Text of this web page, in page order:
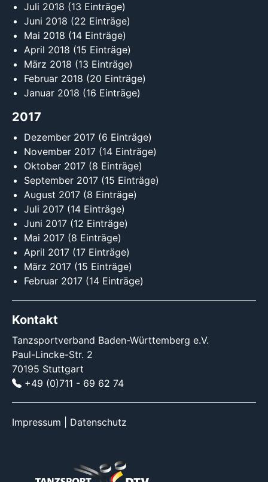
Juli 2018 (13 Einträge)
Juni 2018 (22 Einträge)
Mai 2018 (14 Einträge)
April 2018 (15 Einträge)
März 2018 (13 Einträge)
Februar 2018 (20 Einträge)
Januar 2018 (16 Einträge)
2017
Dezember 2017 (6 Einträge)
November 2017 (14 Einträge)
Oktober 2017 (8 Einträge)
September 2017 (15 Einträge)
August 2017 (8 Einträge)
Juli 2017 (14 Einträge)
Juni 2017 (12 Einträge)
Mai 2017 (8 Einträge)
April 2017 (17 Einträge)
März 2017 (15 Einträge)
Februar 2017 (14 Einträge)
Kontakt
Tanzsportverband Baden-Württemberg e.V.
Paul-Lincke-Str. 2
70195 Stuttgart
+49 (0)711 - 69 62 74
Impressum Datenschutz